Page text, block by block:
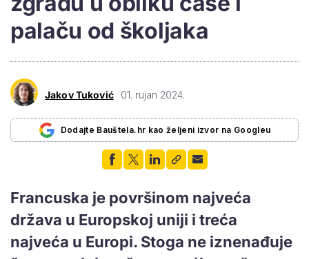
palaču od školjaka
Jakov Tuković 01. rujan 2024.
Dodajte Bauštela.hr kao željeni izvor na Googleu
Francuska je površinom najveća
država u Europskoj uniji i treća
najveća u Europi. Stoga ne iznenađuje